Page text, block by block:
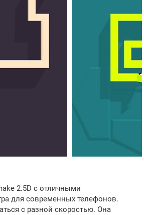
2.5D с отличными
для современных телефонов.
с разной скоростью. Она